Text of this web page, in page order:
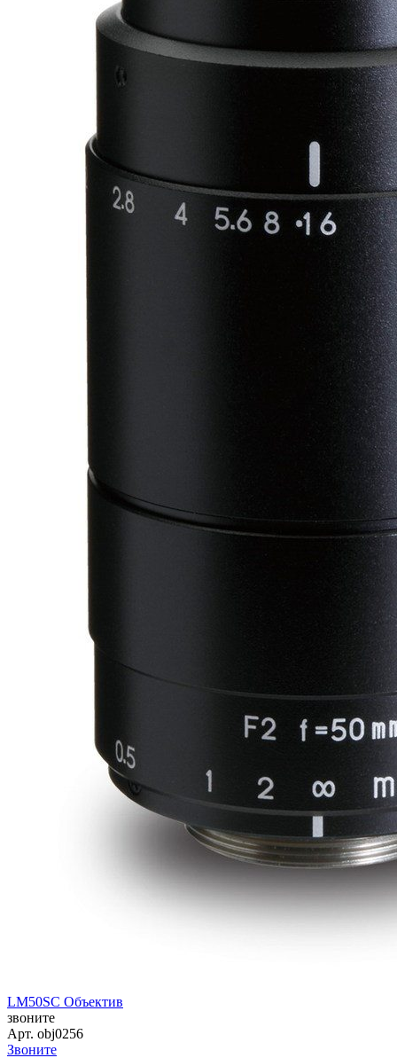
LM50SC Объектив
звоните
Арт. obj0256
Звоните